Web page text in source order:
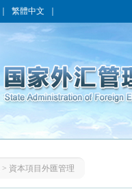
繁體中文
> 資本項目外匯管理